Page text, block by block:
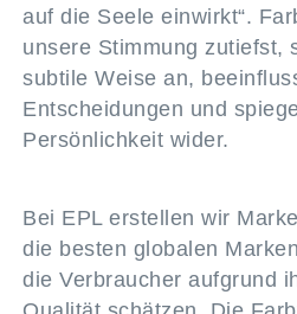
auf die Seele einwirkt“.
unsere Stimmung zutiefst,
subtile Weise an,
Entscheidungen und
Persönlichkeit wider.
Bei EPL erstellen wir
die besten globalen
die Verbraucher aufgrund